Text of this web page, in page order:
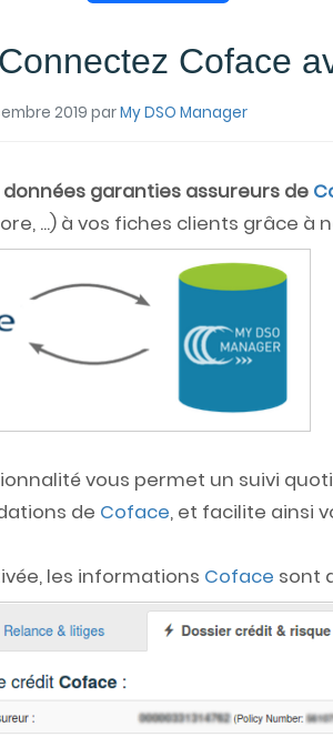
Connectez Coface
2019 parMy DSO Manager
garanties assureurs de
...) à vos fiches clients grâce à
vous permet un suivi
de Coface, et facilite ainsi
les informations Coface sont